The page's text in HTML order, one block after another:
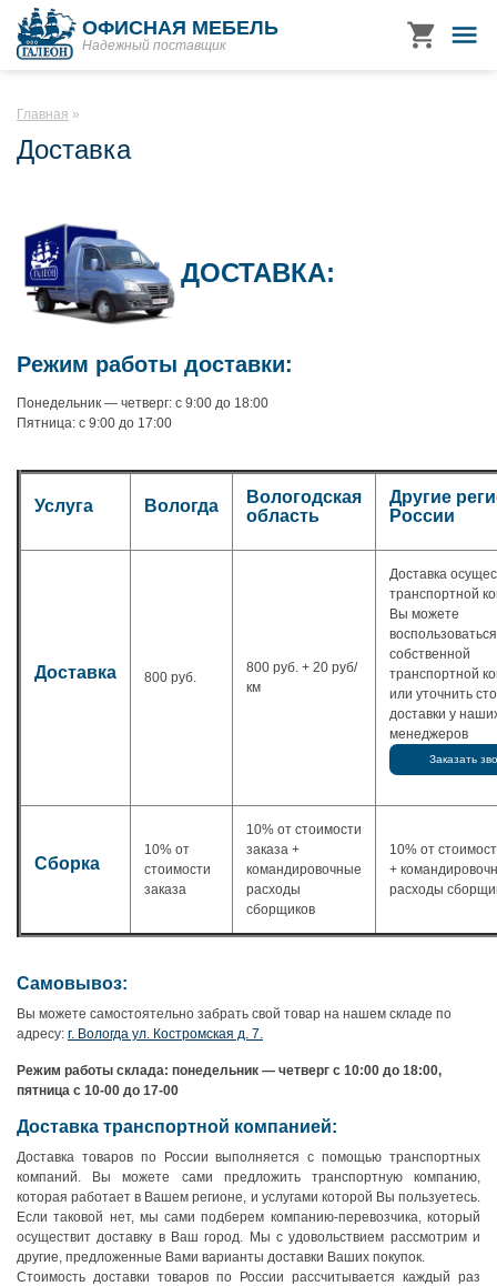
ОФИСНАЯ МЕБЕЛЬ
Надежный поставщик
Главная
Доставка
ДОСТАВКА:
Режим работы доставки:
Понедельник — четверг: с 9:00 до 18:00
Пятница: с 9:00 до 17:00
Услуга Вологда
Вологодская
область
Другие
России
Доставка 800 руб.
800 руб. + 20 руб/
км
Доставка
транспортной
Вы можете
воспользоваться
собственной
транспортной
или уточнить
доставки у
менеджеров
Заказать
Сборка
10% от
стоимости
заказа
10% от стоимости
заказа +
командировочные
расходы
сборщиков
10% от
+
расходы
Самовывоз:
Вы можете самостоятельно забрать свой товар на нашем складе по
адресу: г. Вологда ул. Костромская д. 7.
Режим работы склада: понедельник — четверг с 10:00 до 18:00,
пятница с 10-00 до 17-00
Доставка транспортной компанией:
Доставка товаров по России выполняется с помощью транспортных
компаний. Вы можете сами предложить транспортную компанию,
которая работает в Вашем регионе, и услугами которой Вы пользуетесь.
Если таковой нет, мы сами подберем компанию-перевозчика, который
осуществит доставку в Ваш город. Мы с удовольствием рассмотрим и
другие, предложенные Вами варианты доставки Ваших покупок.
Стоимость доставки товаров по России рассчитывается каждый раз